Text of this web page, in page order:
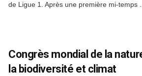
de Ligue 1. Après une première mi-temps
Congrès mondial de la
la biodiversité et climat